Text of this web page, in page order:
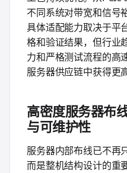
不同系统对带宽和信号
具体适配能力取决于平
格和验证结果，但行业
力和严格测试流程的高
服务器供应链中获得更
高密度服务器布
与可维护性
服务器内部布线已不再
而是整机结构设计的重